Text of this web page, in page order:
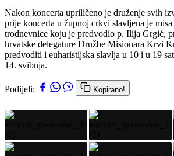
Nakon koncerta upriličeno je druženje svih
prije koncerta u župnoj crkvi slavljena je misa
trodnevnice koju je predvodio p. Ilija Grgić,
hrvatske delegature Družbe Misionara Krvi
predvoditi i euharistijska slavlja u 10 i u 19
14. svibnja.
Podijeli: Kopirano!